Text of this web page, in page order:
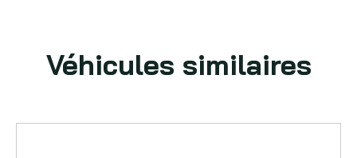
Véhicules similaires